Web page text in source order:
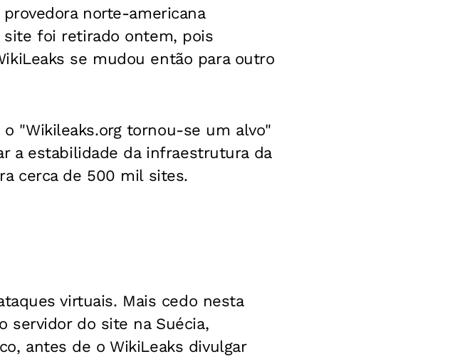
norte-americana
site foi retirado ontem, pois
se mudou então para outro
"Wikileaks.org tornou-se um alvo"
a estabilidade da infraestrutura da
cerca de 500 mil sites.
virtuais. Mais cedo nesta
servidor do site na Suécia,
antes de o WikiLeaks divulgar